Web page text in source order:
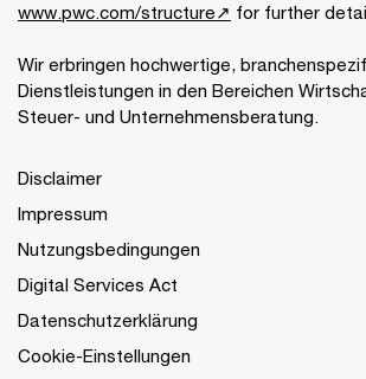
www.pwc.com/structure↗ for further
Wir erbringen hochwertige,
Dienstleistungen in den Bereichen
Steuer- und Unternehmensberatung.
Disclaimer
Impressum
Nutzungsbedingungen
Digital Services Act
Datenschutzerklärung
Cookie-Einstellungen